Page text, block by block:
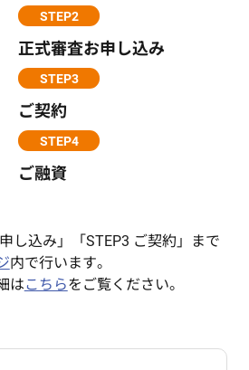
STEP2
正式審査お申し込み
STEP3
ご契約
STEP4
ご融資
し込み」「STEP3 ご契約」まで
内で行います。
はこちらをご覧ください。